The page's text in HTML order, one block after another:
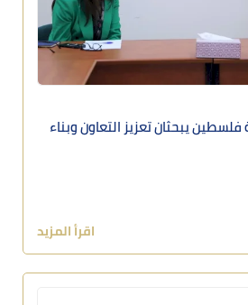
يبحثان تعزيز التعاون وبناء
اقرأ المزيد